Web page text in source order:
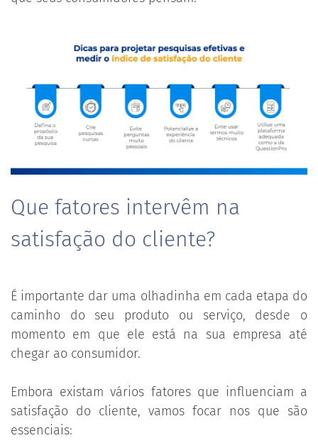
Que fatores intervêm na
satisfação do cliente?
É importante dar uma olhadinha em cada etapa do
caminho do seu produto ou serviço, desde o
momento em que ele está na sua empresa até
chegar ao consumidor.
Embora existam vários fatores que influenciam a
satisfação do cliente, vamos focar nos que são
essenciais: